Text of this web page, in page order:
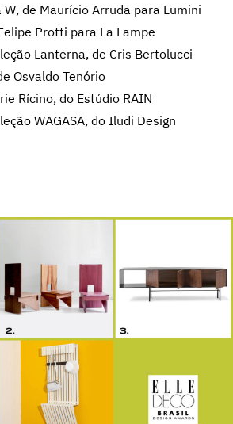
de Maurício Arruda para Lumini
Protti para La Lampe
Lanterna, de Cris Bertolucci
Osvaldo Tenório
Rícino, do Estúdio RAIN
WAGASA, do Iludi Design